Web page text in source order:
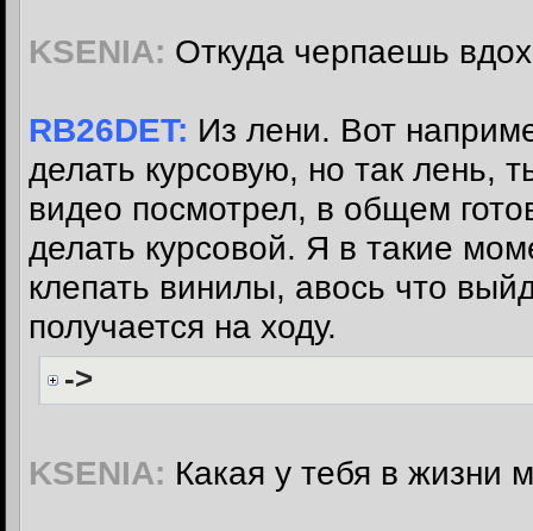
KSENIA: Откуда черпаешь
RB26DET: Из лени. Вот
делать курсовую, но так лень,
видео посмотрел, в общем
делать курсовой. Я в такие
клепать винилы, авось что
получается на ходу.
->
KSENIA: Какая у тебя в жизни